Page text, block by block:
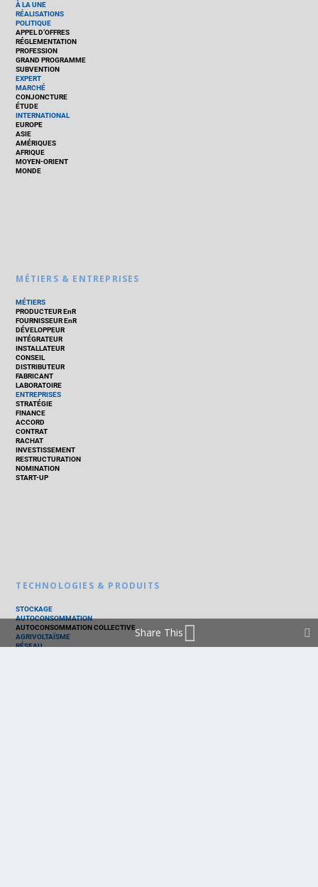
À LA UNE
RÉALISATIONS
POLITIQUE
APPEL D’OFFRES
RÉGLEMENTATION
PROFESSION
GRAND PROGRAMME
SUBVENTION
EXPERT
MARCHÉ
CONJONCTURE
ÉTUDE
INTERNATIONAL
EUROPE
ASIE
AMÉRIQUES
AFRIQUE
MOYEN-ORIENT
MONDE
MÉTIERS & ENTREPRISES
MÉTIERS
PRODUCTEUR EnR
FOURNISSEUR EnR
DÉVELOPPEUR
INTÉGRATEUR
INSTALLATEUR
CONSEIL
DISTRIBUTEUR
FABRICANT
LABORATOIRE
ENTREPRISES
STRATÉGIE
FINANCE
ACCORD
CONTRAT
RACHAT
INVESTISSEMENT
RESTRUCTURATION
NOMINATION
START-UP
TECHNOLOGIES & PRODUITS
STOCKAGE
AUTOCONSOMMATION
AUTOCONSOMMATION COLLECTIVE
AGRIVOLTAÏSME
RÉSEAU
Share This